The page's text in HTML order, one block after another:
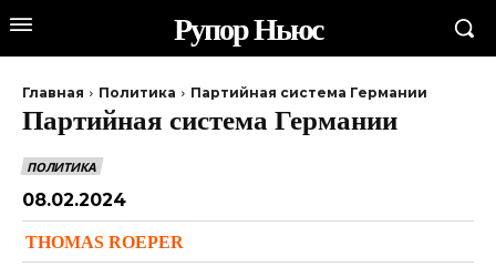
Рупор Ньюс
Главная Политика Партийная система Германии
Партийная система Германии
ПОЛИТИКА
08.02.2024
THOMAS ROEPER